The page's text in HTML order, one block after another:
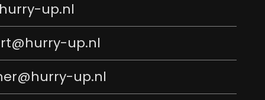
up.nl
up.nl
up.nl